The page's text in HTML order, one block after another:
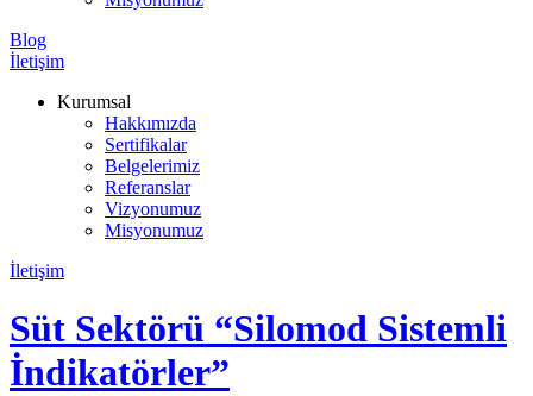
Blog
İletişim
Kurumsal
Hakkımızda
Sertifikalar
Belgelerimiz
Referanslar
Vizyonumuz
Misyonumuz
İletişim
Süt Sektörü “Silomod Sistemli
İndikatörler”